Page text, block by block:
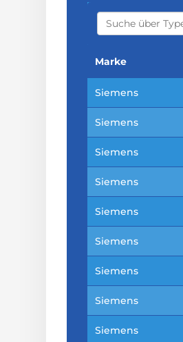
S
A
C
H
Marke
Siemens
Siemens
Siemens
Siemens
Siemens
Siemens
Siemens
Siemens
Siemens